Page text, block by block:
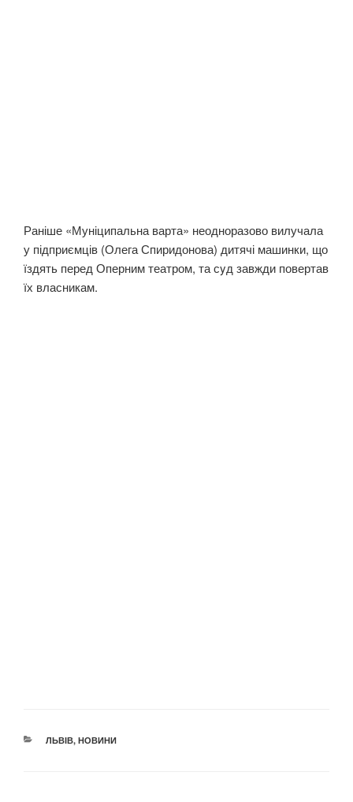
Раніше «Муніципальна варта» неодноразово вилучала
у підприємців (Олега Спиридонова) дитячі машинки, що
їздять перед Оперним театром, та сyд завжди повертав
їх власникам.
КАТЕГОРІЇ
ЛЬВІВ, НОВИНИ